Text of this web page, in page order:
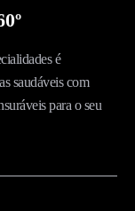
é
saudáveis com
para o seu